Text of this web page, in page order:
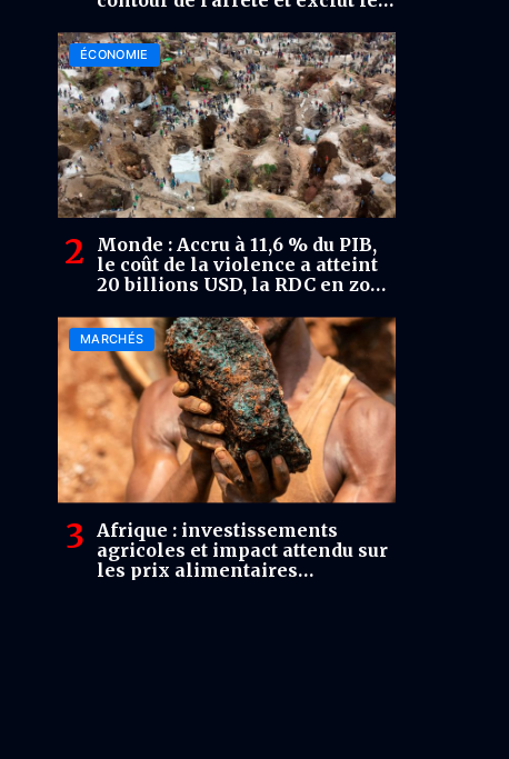
ÉCONOMIE
Monde : Accru à 11,6 % du PIB,
le coût de la violence a atteint
20 billions USD, la RDC en zone
extrême (Rapport)
MARCHÉS
Afrique : investissements
agricoles et impact attendu sur
les prix alimentaires